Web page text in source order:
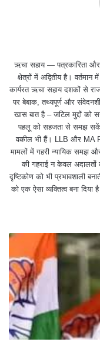
ऋचा सहाय — पत्रकारिता
क्षेत्रों में अद्वितीय है।
कार्यरत ऋचा सहाय दशकों से
पर बेबाक, तथ्यपूर्ण और
खास बात है – जटिल मुद्दों को
पहलू को सहजता से समझ
वकील भी हैं। LLB और MA
मामलों में गहरी न्यायिक समझ
की गहराई न केवल अदालतों
दृष्टिकोण को भी प्रभावशाली
को एक ऐसा व्यक्तित्व बना